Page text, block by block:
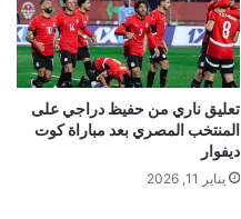
تعليق ناري من حفيظ دراجي على
المنتخب المصري بعد مباراة كوت
ديفوار
يناير 11, 2026